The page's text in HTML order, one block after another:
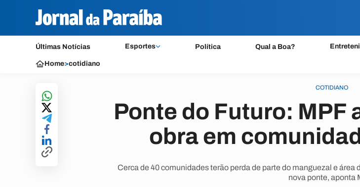
Últimas Notícias Esportes Política Qual a Boa?
Home>cotidiano
COTIDIANO
Ponte do Futuro: MPF
obra em
Cerca de 40 comunidades terão perda de parte do manguezal e
nova ponte, aponta